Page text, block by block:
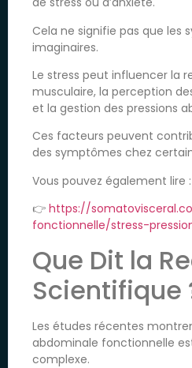
Cela ne signifie pas que les
imaginaires.
Le stress peut influencer la
musculaire, la perception
et la gestion des pressions
Ces facteurs peuvent
des symptômes chez
Vous pouvez également lire :
👉 https://
fonctionnelle/stress-
Que Dit la
Scientifique
Les études récentes
abdominale fonctionnelle
complexe.